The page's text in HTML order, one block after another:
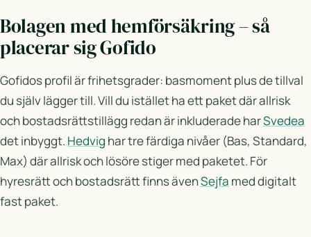
Bolagen med hemförsäkring – så
placerar sig Gofido
Gofidos profil är frihetsgrader: basmoment plus de tillval
du själv lägger till. Vill du istället ha ett paket där allrisk
och bostadsrättstillägg redan är inkluderade harSvedea
det inbyggt. Hedvig har tre färdiga nivåer (Bas, Standard,
Max) där allrisk och lösöre stiger med paketet. För
hyresrätt och bostadsrätt finns ävenSejfa med digitalt
fast paket.